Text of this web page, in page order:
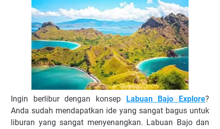
Ingin berlibur dengan konsep Labuan Bajo Explore?
Anda sudah mendapatkan ide yang sangat bagus untuk
liburan yang sangat menyenangkan. Labuan Bajo dan